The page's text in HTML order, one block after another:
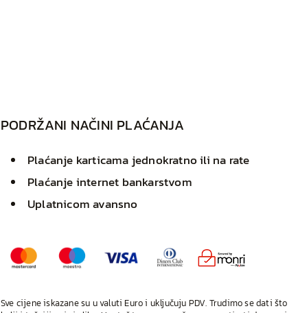
PODRŽANI NAČINI PLAĆANJA
Plaćanje karticama jednokratno ili na rate
Plaćanje internet bankarstvom
Uplatnicom avansno
Sve cijene iskazane su u valuti Euro i uključuju PDV. Trudimo se dati što